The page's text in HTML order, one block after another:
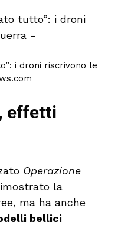
i droni riscrivono le
effetti
Operazione
la
ma ha anche
bellici